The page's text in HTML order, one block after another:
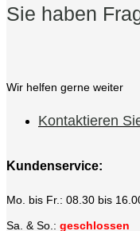
Sie haben
Wir helfen gerne weiter
Kontaktieren
Kundenservice:
Mo. bis Fr.: 08.30 bis
Sa. & So.: geschlossen